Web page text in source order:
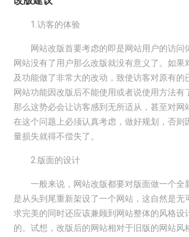
1.访客的体验
网站改版首要考虑的即是网站用户的访问
网站没有了用户那么改版就没有意义了。如果
及功能做了非常大的改动，致使访客对原有的
网站功能因改版后不能使用或者说使用方法有
那么这势必会让访客感到无所适从，甚至对网
在这个问题上必须认真考虑，做好规划，否则
量损失就得不偿失了。
2.版面的设计
一般来说，网站改版都要对版面做一个全
是从头到尾重新架设了一个网站，这自然是无
求完美的同时还应该兼顾到网站整体的风格设
的。试想，改版后的网站相对于旧版的网站风